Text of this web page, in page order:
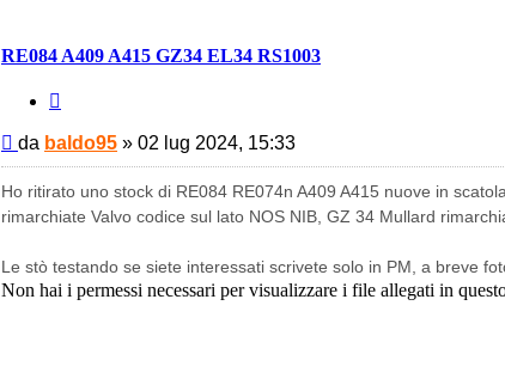
RE084 A409 A415 GZ34 EL34 RS1003
Messaggio
da baldo95 » 02 lug 2024, 15:33
Ho ritirato uno stock di RE084 RE074n A409 A415 nuove in
rimarchiate Valvo codice sul lato NOS NIB, GZ 34 Mullard
Le stò testando se siete interessati scrivete solo in PM, a breve
Non hai i permessi necessari per visualizzare i file allegati in